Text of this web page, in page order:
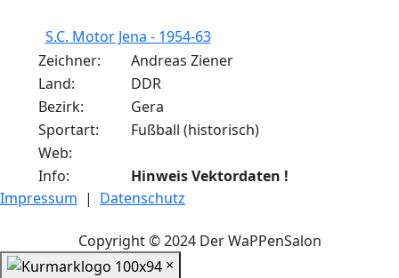
S.C. Motor Jena - 1954-63
Zeichner:
Andreas Ziener
Land:
DDR
Bezirk:
Gera
Sportart:
Fußball (historisch)
Web:
Info:
Hinweis Vektordaten !
Impressum | Datenschutz
Copyright © 2024 Der WaPPenSalon
×